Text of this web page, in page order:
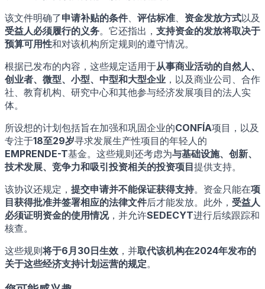
该文件明确了申请补贴的条件、 评估标准 资金发放方式以及
受益人必须履行的义务。它还指出， 支持资金的发放将取决于
预算可用性和对该机构所定规则的遵守情况。
根据已发布的内容，这些规定适用于从事商业活动的自然人、
创业者、微型、小型、中型和大型企业 ，以及商业公司、合作
社、教育机构、研究中心和其他参与经济发展项目的法人实
体。
所设想的计划包括旨在加强和巩固企业的CONFÍA项目，以及
专注于18至29岁寻求发展生产性项目的年轻人的
EMPRENDE-T基金。这些规则还考虑为与基础设施、创新、
技术发展、竞争力和吸引投资相关的投资项目提供支持。
该协议还规定， 提交申请并不能保证获得支持。资金只能在项
目获得批准并签署相应的法律文件后才能发放。此外， 受益人
必须证明资金的使用情况，并允许SEDECYT进行后续跟踪和
核查。
这些规则将于6月30日生效 ，并取代该机构在2024年发布的
关于这些经济支持计划运营的规定。